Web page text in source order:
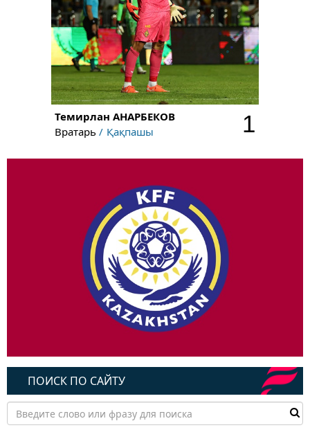
Темирлан АНАРБЕКОВ
Вратарь
Қақпашы 1
ПОИСК ПО САЙТУ